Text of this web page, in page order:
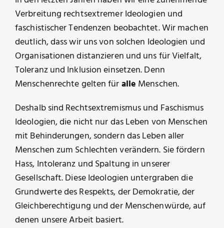
Verbreitung rechtsextremer Ideologien und
faschistischer Tendenzen beobachtet. Wir machen
deutlich, dass wir uns von solchen Ideologien und
Organisationen distanzieren und uns für Vielfalt,
Toleranz und Inklusion einsetzen. Denn
Menschenrechte gelten füralle Menschen.
Deshalb sind Rechtsextremismus und Faschismus
Ideologien, die nicht nur das Leben von Menschen
mit Behinderungen, sondern das Leben aller
Menschen zum Schlechten verändern. Sie fördern
Hass, Intoleranz und Spaltung in unserer
Gesellschaft. Diese Ideologien untergraben die
Grundwerte des Respekts, der Demokratie, der
Gleichberechtigung und der Menschenwürde, auf
denen unsere Arbeit basiert.